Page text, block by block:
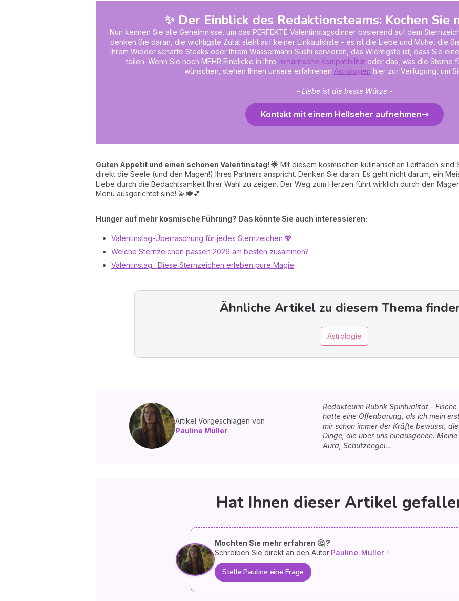
✨ Der Einblick des Redaktionsteams: Kochen Sie
Nun kennen Sie alle Geheimnisse, um das PERFEKTE Valentinstagsdinner basierend auf dem
denken Sie daran, die wichtigste Zutat steht auf keiner Einkaufsliste – es ist die Liebe und Mühe, die
Ihrem Widder scharfe Steaks oder Ihrem Wassermann Sushi servieren, das Wichtigste ist, dass Sie
teilen. Wenn Sie noch MEHR Einblicke in Ihre romantische Kompatibilitätoder das, was die Sterne
wünschen, stehen Ihnen unsere erfahrenen Astrologen hier zur Verfügung, um
- Liebe ist die beste Würze -
Kontakt mit einem Hellseher aufnehmen
Guten Appetit und einen schönen Valentinstag! 🌟 Mit diesem kosmischen kulinarischen Leitfaden
direkt die Seele (und den Magen!) Ihres Partners anspricht. Denken Sie daran: Es geht nicht darum, ein
Liebe durch die Bedachtsamkeit Ihrer Wahl zu zeigen. Der Weg zum Herzen führt wirklich durch den
Menü ausgerichtet sind! 💫🍽️💕
Hunger auf mehr kosmische Führung? Das könnte Sie auch interessieren:
Valentinstag-Überraschung für jedes Sternzeichen 💖
Welche Sternzeichen passen 2026 am besten zusammen?
Valentinstag : Diese Sternzeichen erleben pure Magie
Ähnliche Artikel zu diesem Thema
Astrologie
Artikel Vorgeschlagen von
Pauline Müller
Redakteurin Rubrik Spiritualität -
hatte eine Offenbarung, als ich mein
mir schon immer der Kräfte bewusst,
Dinge, die über uns hinausgehen.
Aura, Schutzengel...
Hat Ihnen dieser Artikel
Möchten Sie mehr erfahren 🤔 ?
Schreiben Sie direkt an den Autor Pauline Müller !
Stelle Pauline eine Frage